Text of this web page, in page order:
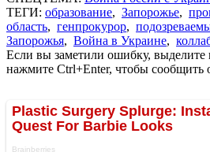
ТЕГИ: образование, Запорожье,
область, генпрокурор,
Запорожья, Война в Украине,
Если вы заметили ошибку, выделите
нажмите Ctrl+Enter, чтобы сообщить